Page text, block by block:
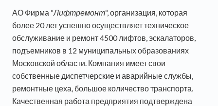
АО Фирма “Лифтремонт“, организация, которая
более 20 лет успешно осуществляет техническое
обслуживание и ремонт 4500 лифтов, эскалаторов,
подъемников в 12 муниципальных образованиях
Московской области. Компания имеет свои
собственные диспетчерские и аварийные службы,
ремонтные цеха, большое количество транспорта.
Качественная работа предприятия подтверждена